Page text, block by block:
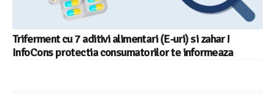
Triferment cu 7 aditivi alimentari (E-uri) si zahar !
InfoCons protectia consumatorilor te informeaza